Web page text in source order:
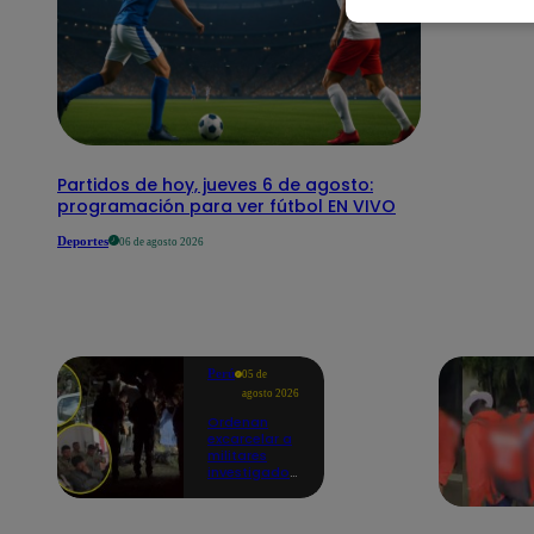
Partidos de hoy, jueves 6 de agosto:
programación para ver fútbol EN VIVO
Deportes 06 de agosto 2026
Perú
05 de
agosto 2026
Ordenan
excarcelar a
militares
investigados